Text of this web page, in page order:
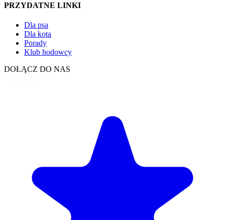
PRZYDATNE LINKI
Dla psa
Dla kota
Porady
Klub hodowcy
DOŁĄCZ DO NAS